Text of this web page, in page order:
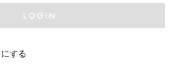
LOGIN
する